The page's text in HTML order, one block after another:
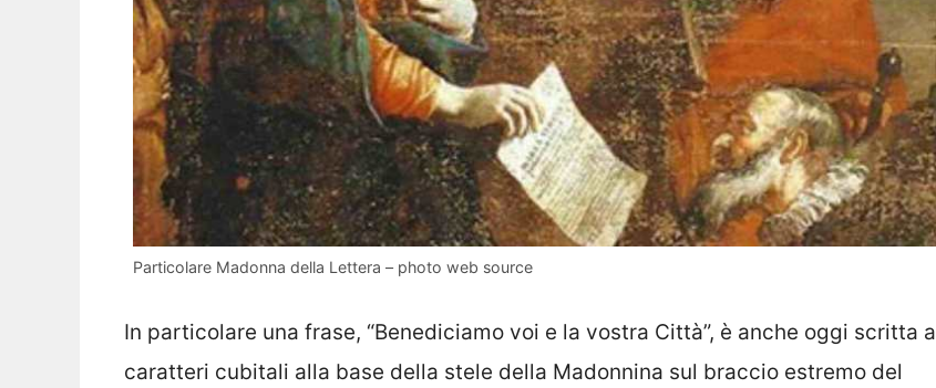
Particolare Madonna della Lettera – photo web source
In particolare una frase, “Benediciamo voi e la vostra Città”, è anche oggi scritta a
caratteri cubitali alla base della stele della Madonnina sul braccio estremo del